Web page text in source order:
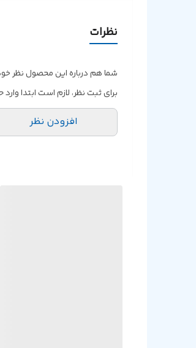
نظرات
شما هم درباره این محصول نظر
برای ثبت نظر، لازم است ابتدا
افزودن نظر